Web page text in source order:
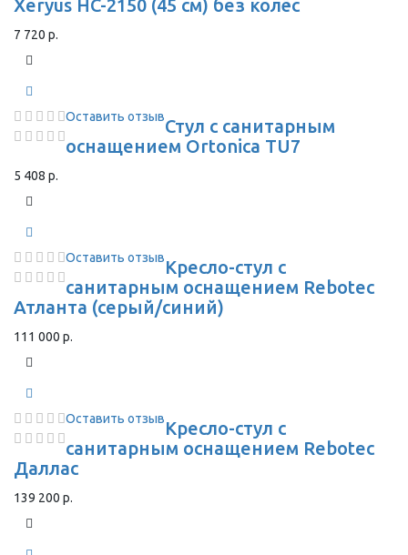
Xeryus HC-2150 (45 см) без колёс
7 720 р.
Оставить отзывСтул с санитарным
оснащением Ortonica TU7
5 408 р.
Оставить отзывКресло-стул с
санитарным оснащением Rebotec
Атланта (серый/синий)
111 000 р.
Оставить отзывКресло-стул с
санитарным оснащением Rebotec
Даллас
139 200 р.